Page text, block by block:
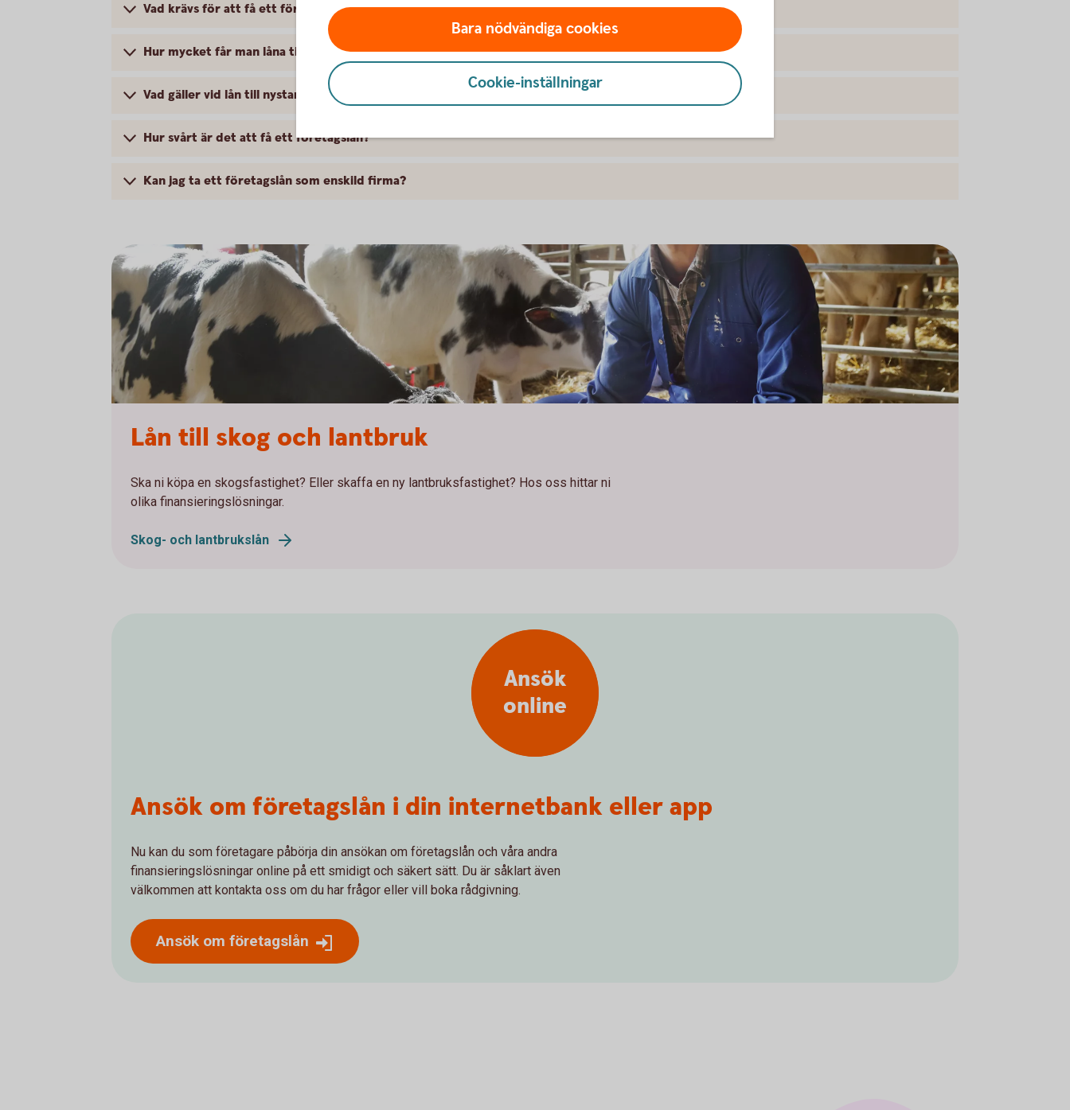
Vad krävs för att få ett företagslån?
Hur mycket får man låna till företag?
Vad gäller vid lån till nystartade företag?
Hur svårt är det att få ett företagslån?
Kan jag ta ett företagslån som enskild firma?
Lån till skog och lantbruk
Ska ni köpa en skogsfastighet? Eller skaffa en ny lantbruksfastighet? Hos oss hittar ni
olika finansieringslösningar.
Skog- och lantbrukslån
Ansök om företagslån i din internetbank eller app
Nu kan du som företagare påbörja din ansökan om företagslån och våra andra
finansieringslösningar online på ett smidigt och säkert sätt. Du är såklart även
välkommen att kontakta oss om du har frågor eller vill boka rådgivning.
Ansök om företagslån
Ansök
online
Bara nödvändiga cookies
Cookie-inställningar